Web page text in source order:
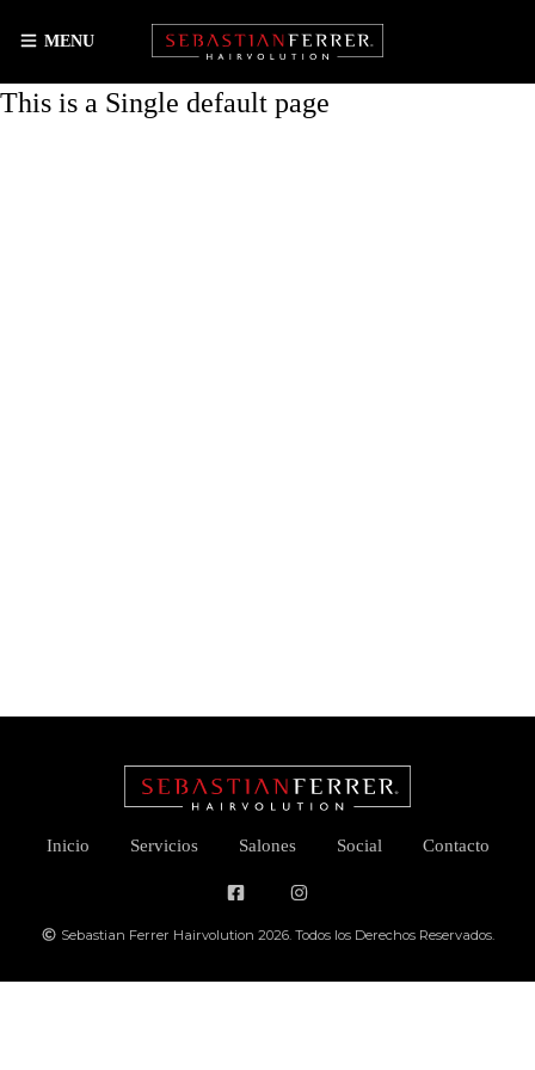
MENU
This is a Single default page
Inicio Servicios Salones Social Contacto
Sebastian Ferrer Hairvolution 2026. Todos los Derechos Reservados.